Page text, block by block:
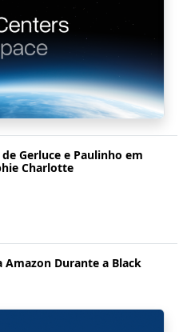
Gerluce e Paulinho em
Charlotte
Amazon Durante a Black